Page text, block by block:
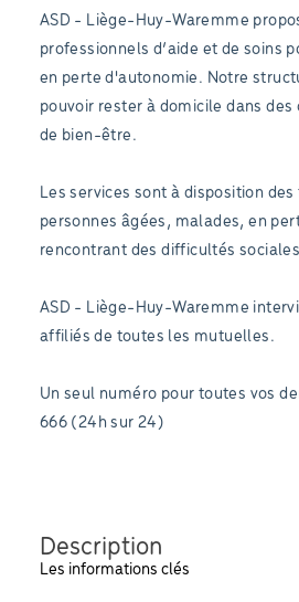
ASD - Liège-Huy-Waremme
professionnels d’aide et de soins
en perte d'autonomie. Notre
pouvoir rester à domicile dans
de bien-être.
Les services sont à disposition
personnes âgées, malades, en
rencontrant des difficultés
ASD - Liège-Huy-Waremme
affiliés de toutes les mutuelles.
Un seul numéro pour toutes vos
666 (24h sur 24)
Description
Les informations clés